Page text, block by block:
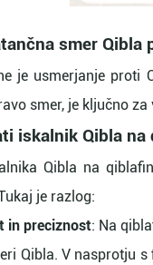
smer Qibla
je usmerjanje proti
smer, je ključno
iskalnik Qibla
Qibla na
je razlog:
in preciznost: Na
Qibla. V nasprotju